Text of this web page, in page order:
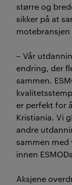
større og
sikker på at
– Vår
endring, der
sammen.
er perfekt for
Kristiania. Vi
andre
sammen
innen ESMODs
Aksjene